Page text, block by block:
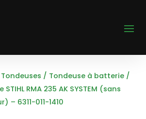
Tondeuses / Tondeuse à batterie /
RMA 235 AK SYSTEM (sans
– 6311-011-1410